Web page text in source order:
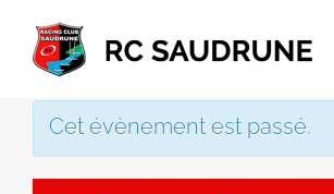
Passer
contenu
Cet évènement est passé.